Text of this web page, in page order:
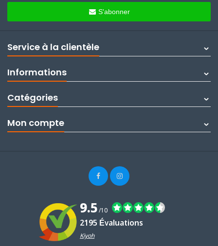
S'abonner
Service à la clientèle
Informations
Catégories
Mon compte
9.5/10
2195 Évaluations
Kiyoh